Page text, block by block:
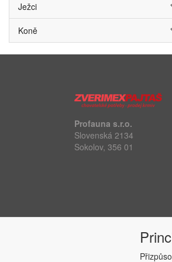
Ježci
Koně
Profauna s.r.o.
Slovenská 2134
Sokolov, 356 01